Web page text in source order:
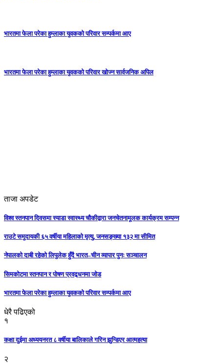
भारतमा फेला परेका हुम्लाका युवकको परिवार सम्पर्कमा आए
भारतमा फेला परेका हुम्लाका युवकको परिवार खोज्न सार्वजनिक अपिल
ताजा अपडेट
विश्व स्तनपान दिवसमा स्याडा स्वास्थ्य चौकीद्वारा जनचेतनामूलक कार्यक्रम सम्पन्न
राउटे समुदायकी ६५ वर्षीया महिलाको मृत्यु, जनसङ्ख्या १३२ मा सीमित
नेपालको दाबी रहेको लिपुलेक हुँदै भारत–चीन व्यापार पुनः सञ्चालन
सिमकोटमा स्तनपान र पोषण प्रवद्र्धनमा जोड
भारतमा फेला परेका हुम्लाका युवकको परिवार सम्पर्कमा आए
धेरै पढिएको
१
कक्षा दुईमा अध्ययनरत ८ वर्षीया बालिकाले गरिन झुन्डिएर आत्महत्या
२